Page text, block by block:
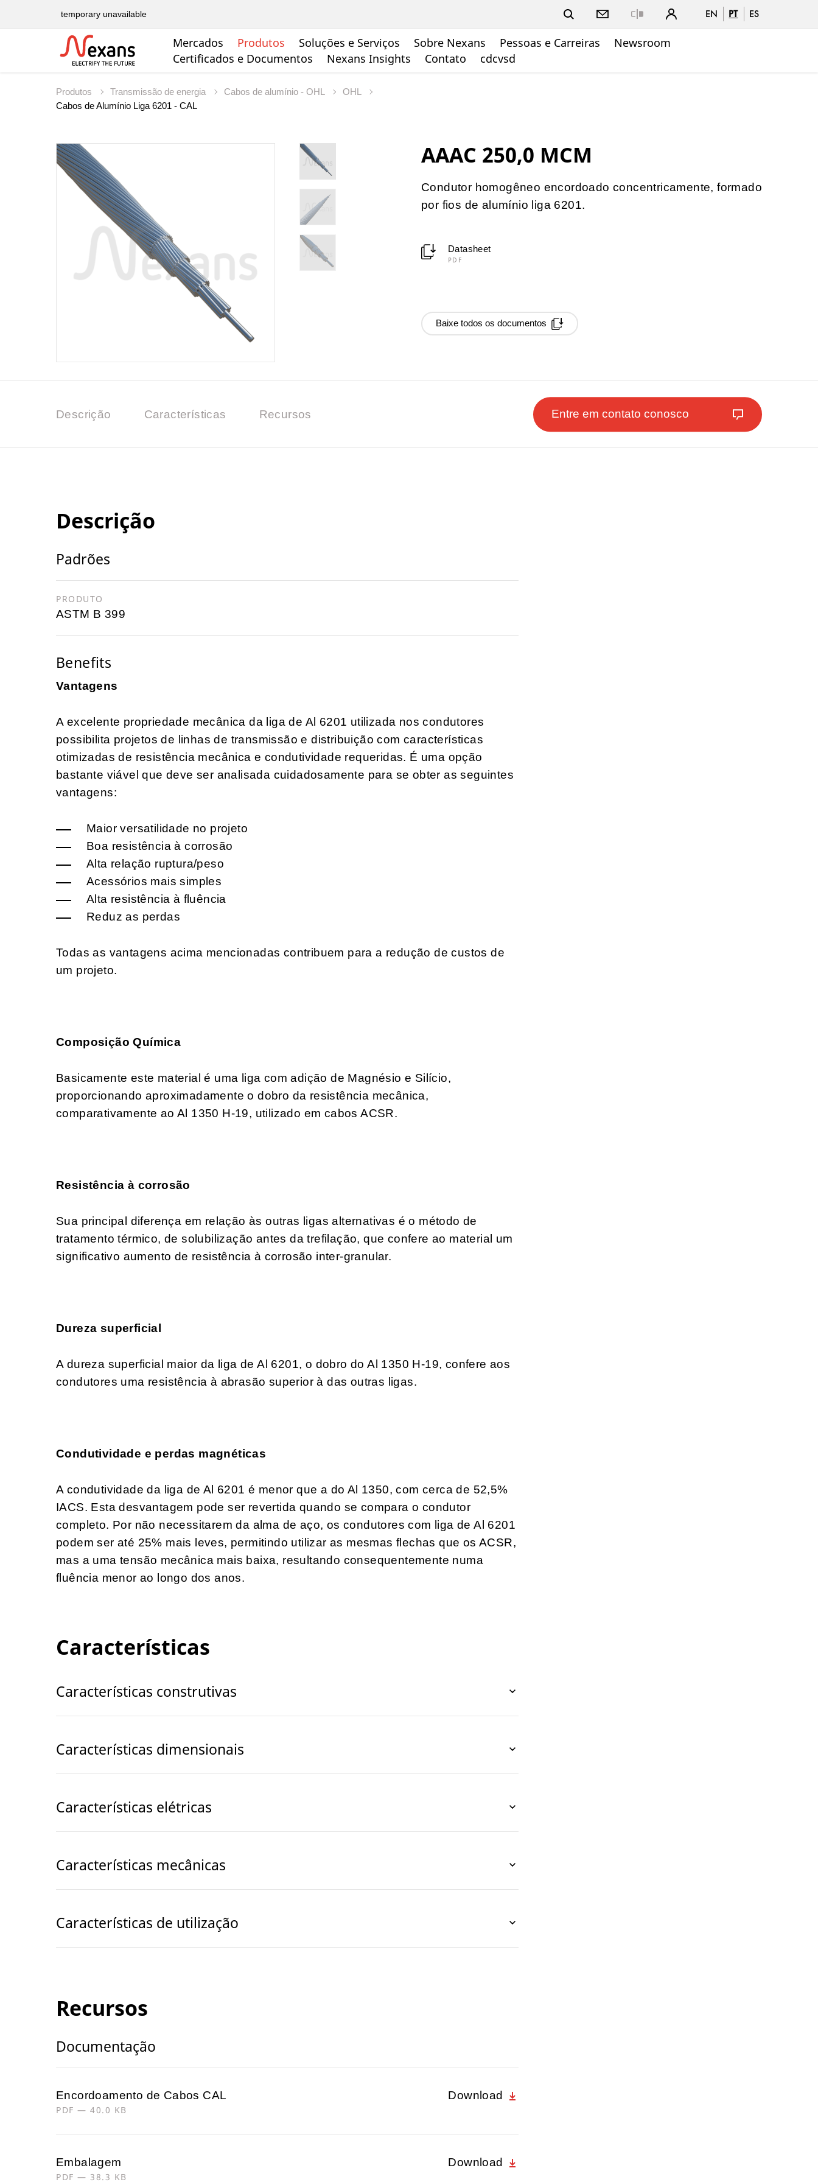
temporary unavailable EN PT ES
Mercados Produtos Soluções e Serviços Sobre Nexans Pessoas e Carreiras
Newsroom
Certificados e Documentos
Nexans Insights Contato cdcvsd
Produtos Transmissão de energia Cabos de alumínio - OHL
OHL
Cabos de Alumínio Liga 6201 - CAL
AAAC 250,0 MCM
Condutor homogêneo encordoado concentricamente, formado
por fios de alumínio liga 6201.
Datasheet
PDF
Baixe todos os documentos
Descrição Características Recursos Entre em contato conosco
Descrição
Padrões
PRODUTO
ASTM B 399
Benefits
Vantagens
A excelente propriedade mecânica da liga de Al 6201 utilizada nos condutores
possibilita projetos de linhas de transmissão e distribuição com características
otimizadas de resistência mecânica e condutividade requeridas. É uma opção
bastante viável que deve ser analisada cuidadosamente para se obter as seguintes
vantagens:
Maior versatilidade no projeto
Boa resistência à corrosão
Alta relação ruptura/peso
Acessórios mais simples
Alta resistência à fluência
Reduz as perdas
Todas as vantagens acima mencionadas contribuem para a redução de custos de
um projeto.
Composição Química
Basicamente este material é uma liga com adição de Magnésio e Silício,
proporcionando aproximadamente o dobro da resistência mecânica,
comparativamente ao Al 1350 H-19, utilizado em cabos ACSR.
Resistência à corrosão
Sua principal diferença em relação às outras ligas alternativas é o método de
tratamento térmico, de solubilização antes da trefilação, que confere ao material um
significativo aumento de resistência à corrosão inter-granular.
Dureza superficial
A dureza superficial maior da liga de Al 6201, o dobro do Al 1350 H-19, confere aos
condutores uma resistência à abrasão superior à das outras ligas.
Condutividade e perdas magnéticas
A condutividade da liga de Al 6201 é menor que a do Al 1350, com cerca de 52,5%
IACS. Esta desvantagem pode ser revertida quando se compara o condutor
completo. Por não necessitarem da alma de aço, os condutores com liga de Al 6201
podem ser até 25% mais leves, permitindo utilizar as mesmas flechas que os ACSR,
mas a uma tensão mecânica mais baixa, resultando consequentemente numa
fluência menor ao longo dos anos.
Características
Características construtivas
Características dimensionais
Características elétricas
Características mecânicas
Características de utilização
Recursos
Documentação
Encordoamento de Cabos CAL
PDF — 40.0 KB
Download
Embalagem
PDF — 38.3 KB
Download